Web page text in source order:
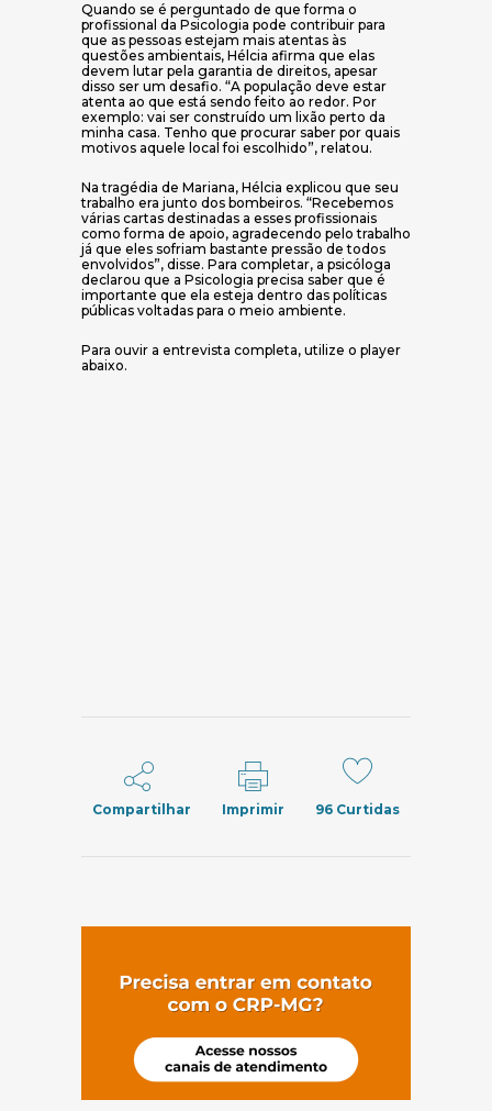
Quando se é perguntado de que forma o
profissional da Psicologia pode contribuir para
que as pessoas estejam mais atentas às
questões ambientais, Hélcia afirma que elas
devem lutar pela garantia de direitos, apesar
disso ser um desafio. “A população deve estar
atenta ao que está sendo feito ao redor. Por
exemplo: vai ser construído um lixão perto da
minha casa. Tenho que procurar saber por quais
motivos aquele local foi escolhido”, relatou.
Na tragédia de Mariana, Hélcia explicou que seu
trabalho era junto dos bombeiros. “Recebemos
várias cartas destinadas a esses profissionais
como forma de apoio, agradecendo pelo trabalho
já que eles sofriam bastante pressão de todos
envolvidos”, disse. Para completar, a psicóloga
declarou que a Psicologia precisa saber que é
importante que ela esteja dentro das políticas
públicas voltadas para o meio ambiente.
Para ouvir a entrevista completa, utilize o player
abaixo.
Compartilhar Imprimir 96 Curtidas